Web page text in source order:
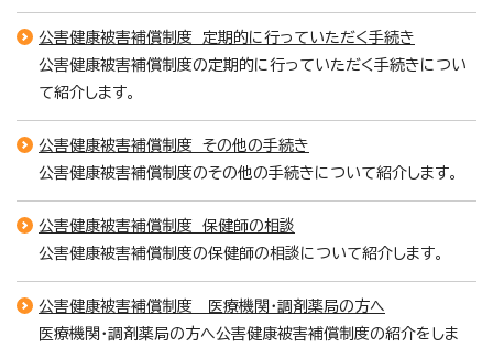
公害健康被害補償制度 定期的に行っていただく手続き
公害健康被害補償制度の定期的に行っていただく手続きについ
て紹介します。
公害健康被害補償制度 その他の手続き
公害健康被害補償制度のその他の手続きについて紹介します。
公害健康被害補償制度 保健師の相談
公害健康被害補償制度の保健師の相談について紹介します。
公害健康被害補償制度 医療機関・調剤薬局の方へ
医療機関・調剤薬局の方へ公害健康被害補償制度の紹介をしま